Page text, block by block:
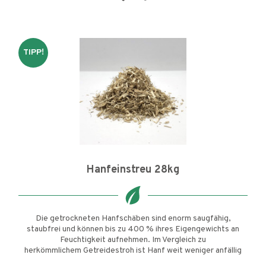
TIPP!
Hanfeinstreu 28kg
Die getrockneten Hanfschäben sind enorm saugfähig,
staubfrei und können bis zu 400 % ihres Eigengewichts an
Feuchtigkeit aufnehmen. Im Vergleich zu
herkömmlichem Getreidestroh ist Hanf weit weniger anfällig